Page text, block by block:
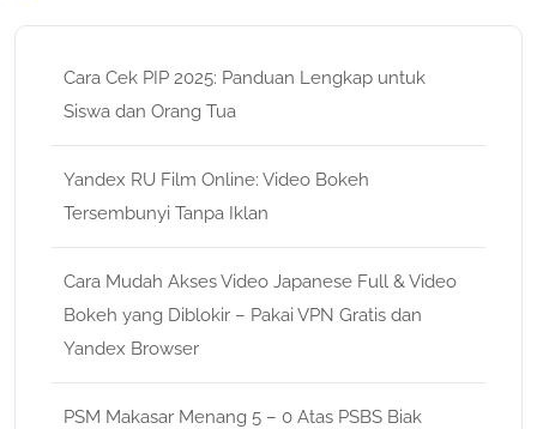
Cara Cek PIP 2025: Panduan Lengkap untuk
Siswa dan Orang Tua
Yandex RU Film Online: Video Bokeh
Tersembunyi Tanpa Iklan
Cara Mudah Akses Video Japanese Full & Video
Bokeh yang Diblokir – Pakai VPN Gratis dan
Yandex Browser
PSM Makasar Menang 5 – 0 Atas PSBS Biak